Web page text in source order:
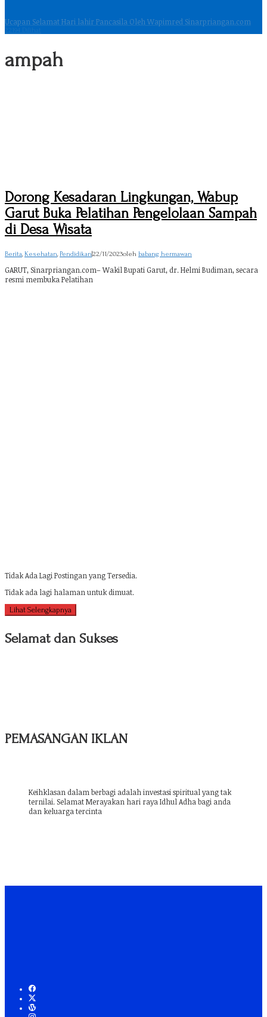
Ucapan Selamat Hari lahir Pancasila Oleh Wapimred Sinarpriangan.com
22194 Dilihat
ampah
Dorong Kesadaran Lingkungan, Wabup
Garut Buka Pelatihan Pengelolaan Sampah
di Desa Wisata
Berita, Kesehatan, Pendidikan|22/11/2023oleh babang hermawan
GARUT, Sinarpriangan.com– Wakil Bupati Garut, dr. Helmi Budiman, secara
resmi membuka Pelatihan
Tidak Ada Lagi Postingan yang Tersedia.
Tidak ada lagi halaman untuk dimuat.
Lihat Selengkapnya
Selamat dan Sukses
PEMASANGAN IKLAN
Keihklasan dalam berbagi adalah investasi spiritual yang tak
ternilai. Selamat Merayakan hari raya Idhul Adha bagi anda
dan keluarga tercinta